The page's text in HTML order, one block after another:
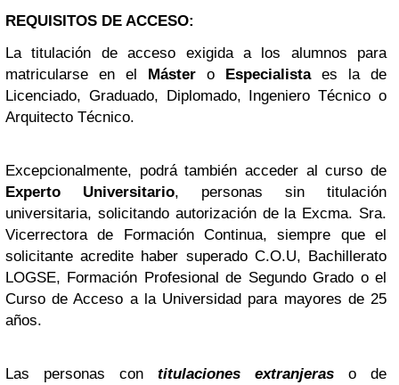
REQUISITOS DE ACCESO:
La titulación de acceso exigida a los alumnos para
matricularse en el Máster o Especialista es la de
Licenciado, Graduado, Diplomado, Ingeniero Técnico o
Arquitecto Técnico.
Excepcionalmente, podrá también acceder al curso de
Experto Universitario, personas sin titulación
universitaria, solicitando autorización de la Excma. Sra.
Vicerrectora de Formación Continua, siempre que el
solicitante acredite haber superado C.O.U, Bachillerato
LOGSE, Formación Profesional de Segundo Grado o el
Curso de Acceso a la Universidad para mayores de 25
años.
Las personas con titulaciones extranjeras o de